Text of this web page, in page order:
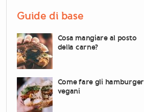
Guide di base
Cosa mangiare al posto
della carne?
Come fare gli hamburger
vegani